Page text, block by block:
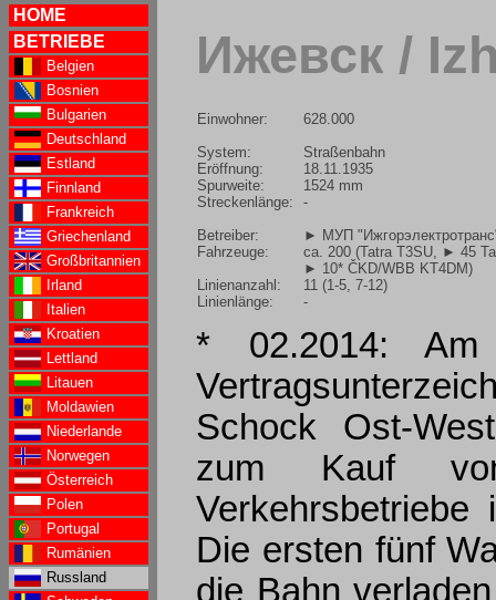
HOME
BETRIEBE
Belgien
Bosnien
Bulgarien
Deutschland
Estland
Finnland
Frankreich
Griechenland
Großbritannien
Irland
Italien
Kroatien
Lettland
Litauen
Moldawien
Niederlande
Norwegen
Österreich
Polen
Portugal
Rumänien
Russland
Ижевск /
Einwohner:
System:
Eröffnung:
Spurweite:
Streckenlänge:
Betreiber:
Fahrzeuge:
Linienanzahl:
Linienlänge:
628.000
Straßenbahn
18.11.1935
1524 mm
-
► МУП
ca. 200 (Tatra T3SU,
► 45
► 10* ČKD/WBB KT4DM)
11 (1-5, 7-12)
-
* 02.2014:
Schock Ost-
zum Kauf
Die ersten fünf
die Bahn